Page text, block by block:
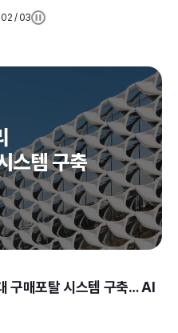
02 / 03
구매포탈 시스템 구축… AI